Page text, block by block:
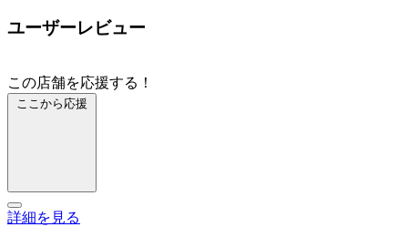
ユーザーレビュー
この店舗を応援する！
ここから応援
詳細を見る